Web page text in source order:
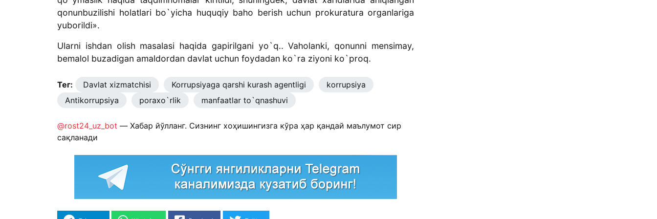
qonunbuzilishi holatlari bo`yicha huquqiy baho berish uchun prokuratura organlariga
yuborildi».
Ularni ishdan olish masalasi haqida gapirilgani yo`q.. Vaholanki, qonunni mensimay,
bemalol buzadigan amaldordan davlat uchun foydadan ko`ra ziyoni ko`proq.
Тег: Davlat xizmatchisi Korrupsiyaga qarshi kurash agentligi
korrupsiya
Antikorrupsiya
poraxo`rlik manfaatlar to`qnashuvi
@rost24_uz_bot — Хабар йўлланг. Сизнинг хоҳишингизга кўра ҳар қандай маълумот сир
сақланади